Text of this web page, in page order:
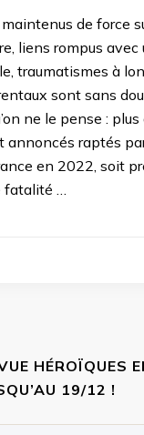
de force
liens rompus avec
traumatismes à
sont sans
ne le pense :
annoncés raptés
en 2022, soit
fatalité …
HÉROÏQUES
19/12 !